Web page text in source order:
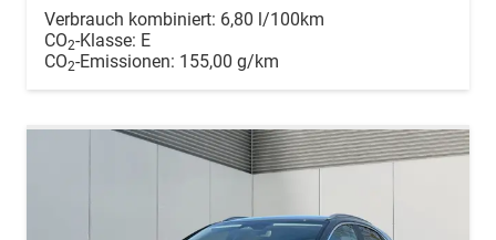
Verbrauch kombiniert: 6,80 l/100km
CO2-Klasse: E
CO2-Emissionen: 155,00 g/km